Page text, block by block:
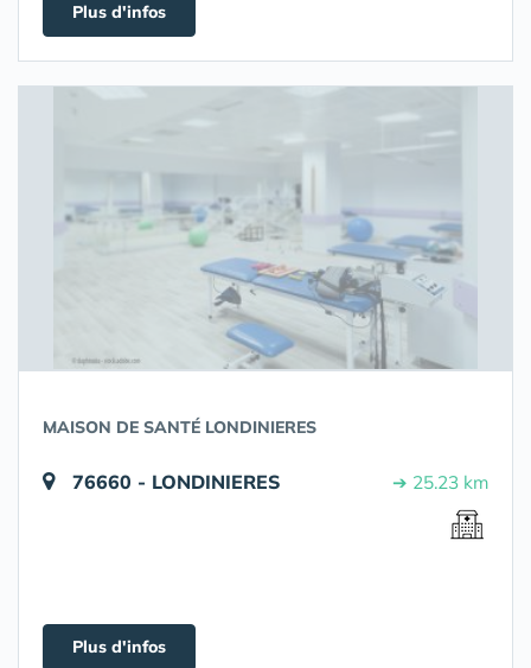
Plus d'infos
MAISON DE SANTÉ LONDINIERES
76660 - LONDINIERES ➔ 25.23 km
Plus d'infos